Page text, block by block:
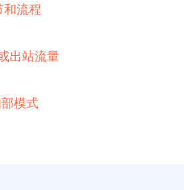
和流程
出站流量
模式